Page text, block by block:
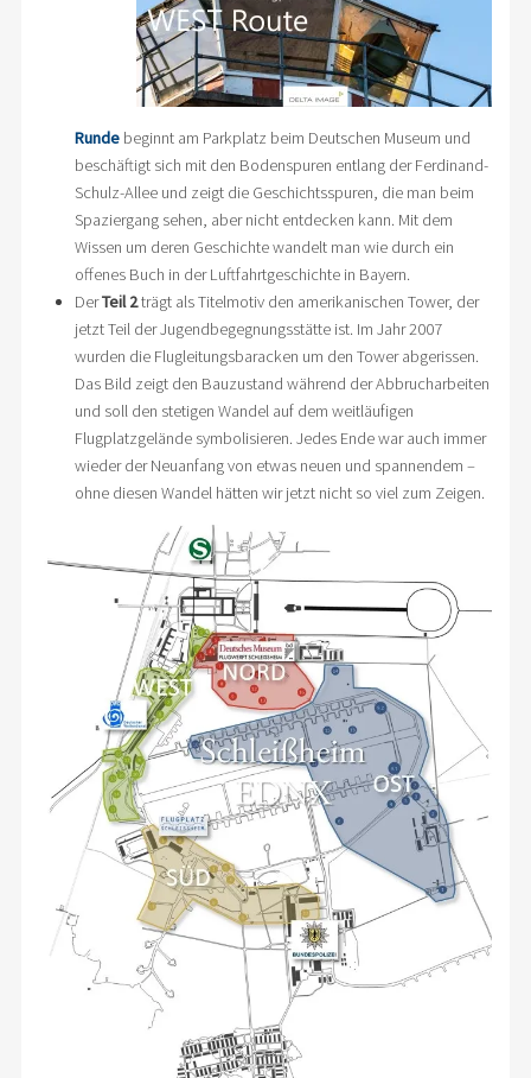
Rundebeginnt am Parkplatz beim Deutschen Museum und
beschäftigt sich mit den Bodenspuren entlang der Ferdinand-
Schulz-Allee und zeigt die Geschichtsspuren, die man beim
Spaziergang sehen, aber nicht entdecken kann. Mit dem
Wissen um deren Geschichte wandelt man wie durch ein
offenes Buch in der Luftfahrtgeschichte in Bayern.
DerTeil 2trägt als Titelmotiv den amerikanischen Tower, der
jetzt Teil der Jugendbegegnungsstätte ist. Im Jahr 2007
wurden die Flugleitungsbaracken um den Tower abgerissen.
Das Bild zeigt den Bauzustand während der Abbrucharbeiten
und soll den stetigen Wandel auf dem weitläufigen
Flugplatzgelände symbolisieren. Jedes Ende war auch immer
wieder der Neuanfang von etwas neuen und spannendem –
ohne diesen Wandel hätten wir jetzt nicht so viel zum Zeigen.